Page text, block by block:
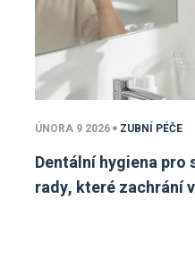
ÚNORA 9 2026 ZUBNÍ PÉČE
Dentální hygiena
rady, které zachrání